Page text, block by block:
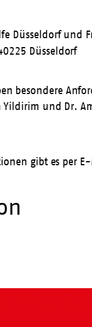
Düsseldorf und
Düsseldorf
besondere
und Dr.
gibt es per